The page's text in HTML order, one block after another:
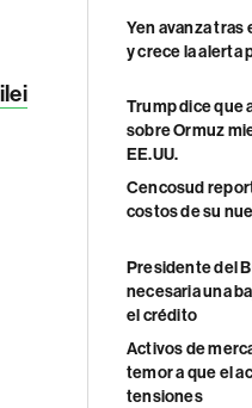
Yen avanza tras
y crece la alerta
Trump dice que
sobre Ormuz
EE.UU.
Cencosud
costos de su
Presidente del
necesaria una
el crédito
Activos de
temor a que el
tensiones